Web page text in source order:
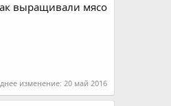
выращивали мясо
изменение: 20 май 2016